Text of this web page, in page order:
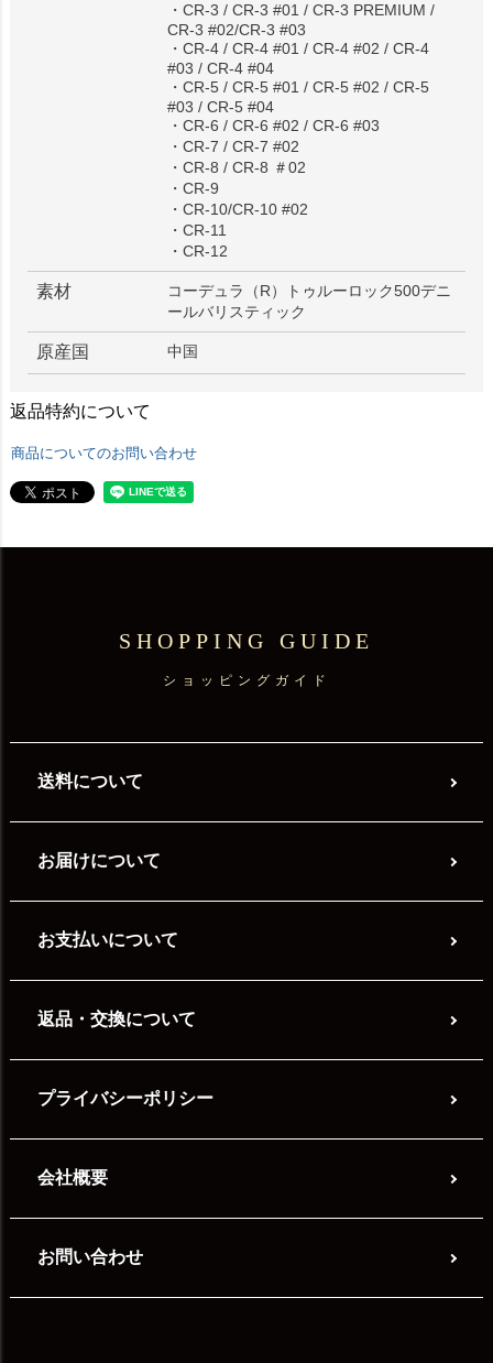
・CR-3 / CR-3 #01 / CR-3 PREMIUM /
CR-3 #02/CR-3 #03
・CR-4 / CR-4 #01 / CR-4 #02 / CR-4
#03 / CR-4 #04
・CR-5 / CR-5 #01 / CR-5 #02 / CR-5
#03 / CR-5 #04
・CR-6 / CR-6 #02 / CR-6 #03
・CR-7 / CR-7 #02
・CR-8 / CR-8 ＃02
・CR-9
・CR-10/CR-10 #02
・CR-11
・CR-12
素材
コーデュラ（R）トゥルーロック500デニ
ールバリスティック
原産国 中国
返品特約について
商品についてのお問い合わせ
SHOPPING GUIDE
ショッピングガイド
送料について
お届けについて
お支払いについて
返品・交換について
プライバシーポリシー
会社概要
お問い合わせ